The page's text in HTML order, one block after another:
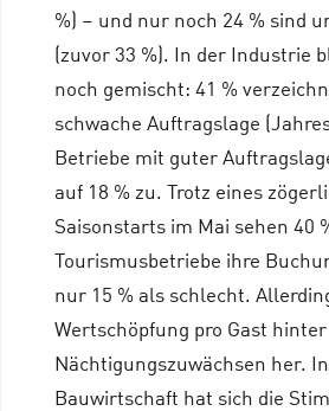
%) – und nur noch 24 % sind
(zuvor 33 %). In der Industrie
noch gemischt: 41 %
schwache Auftragslage
Betriebe mit guter
auf 18 % zu. Trotz eines
Saisonstarts im Mai sehen 40
Tourismusbetriebe ihre
nur 15 % als schlecht.
Wertschöpfung pro Gast hinter
Nächtigungszuwächsen her.
Bauwirtschaft hat sich die